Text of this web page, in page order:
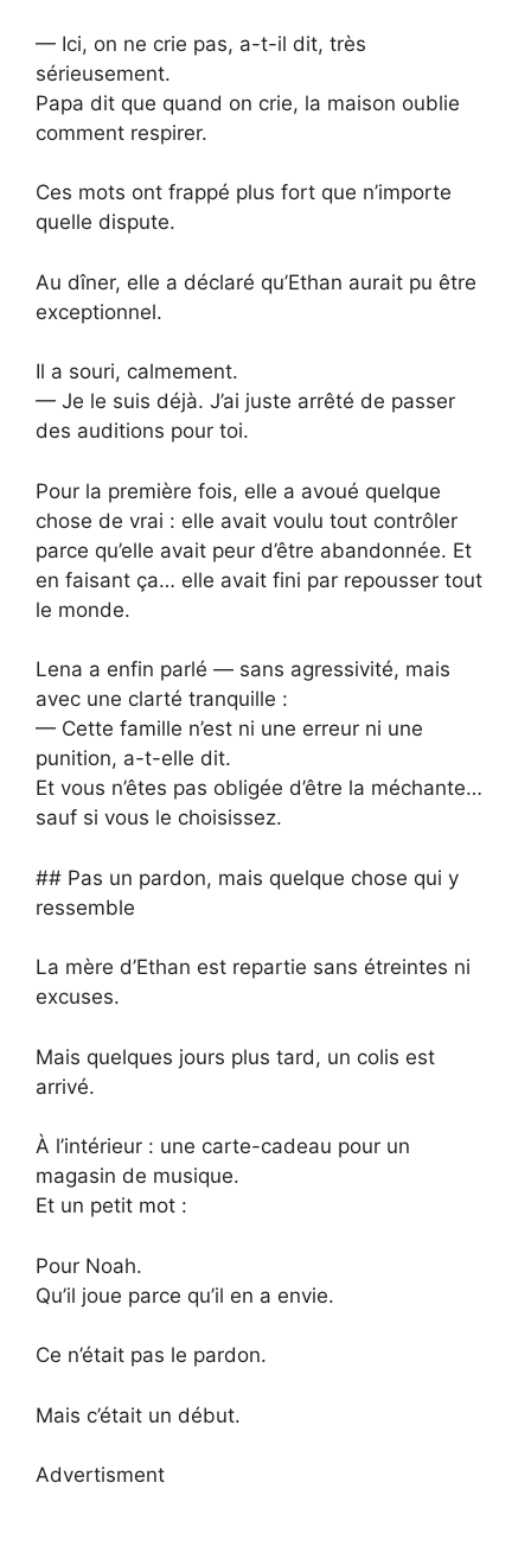
— Ici, on ne crie pas, a-t-il dit, très
sérieusement.
Papa dit que quand on crie, la maison oublie
comment respirer.
Ces mots ont frappé plus fort que n’importe
quelle dispute.
Au dîner, elle a déclaré qu’Ethan aurait pu être
exceptionnel.
Il a souri, calmement.
— Je le suis déjà. J’ai juste arrêté de passer
des auditions pour toi.
Pour la première fois, elle a avoué quelque
chose de vrai : elle avait voulu tout contrôler
parce qu’elle avait peur d’être abandonnée. Et
en faisant ça… elle avait fini par repousser tout
le monde.
Lena a enfin parlé — sans agressivité, mais
avec une clarté tranquille :
— Cette famille n’est ni une erreur ni une
punition, a-t-elle dit.
Et vous n’êtes pas obligée d’être la méchante…
sauf si vous le choisissez.
## Pas un pardon, mais quelque chose qui y
ressemble
La mère d’Ethan est repartie sans étreintes ni
excuses.
Mais quelques jours plus tard, un colis est
arrivé.
À l’intérieur : une carte-cadeau pour un
magasin de musique.
Et un petit mot :
Pour Noah.
Qu’il joue parce qu’il en a envie.
Ce n’était pas le pardon.
Mais c’était un début.
Advertisment